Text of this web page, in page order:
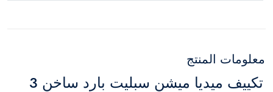
معلومات المنتج
تكييف ميديا ميشن سبليت بارد ساخن 3